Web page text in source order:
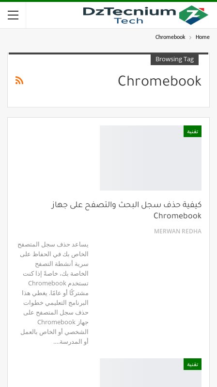
Home
Chromebook
Browsing Tag
Chromebook
تقنية
كيفية حذف سجل البحث والتصفح على جهاز
Chromebook
MERWAN REDHA
يساعد حذف سجل المتصفح
الخاص بك في الحفاظ على
سرية أنشطة التصفح
الخاصة بك، خاصةً إذا كنت
تستخدم Chromebook
مشتركًا أو عامًا. يغطي هذا
البرنامج التعليمي خطوات
حذف سجل المتصفح على
جهاز Chromebook
الشخصي أو الخاص بالعمل
أو المدرسة.…
تقنية